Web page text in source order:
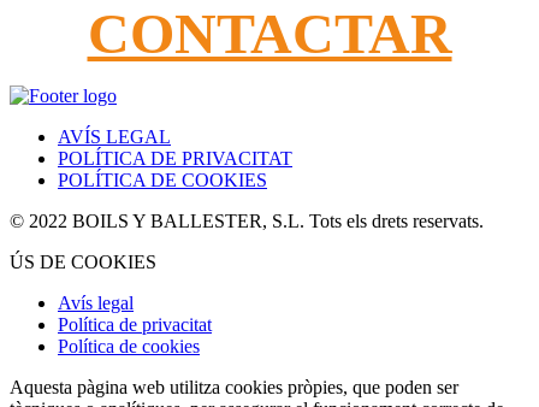
CONTACTAR
AVÍS LEGAL
POLÍTICA DE PRIVACITAT
POLÍTICA DE COOKIES
© 2022 BOILS Y BALLESTER, S.L. Tots els drets reservats.
ÚS DE COOKIES
Avís legal
Política de privacitat
Política de cookies
Aquesta pàgina web utilitza cookies pròpies, que poden ser